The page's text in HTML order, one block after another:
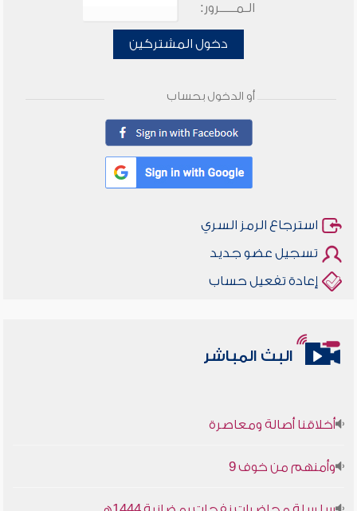
الـمـــــرور:
دخول المشتركين
أو الدخول بحساب
استرجاع الرمز السري
تسجيل عضو جديد
إعادة تفعيل حساب
البث المباشر
أخلاقنا أصالة ومعاصرة
وأمنهم من خوف 9
سلسلة محاضرات نفحات رمضانية 1444هـ